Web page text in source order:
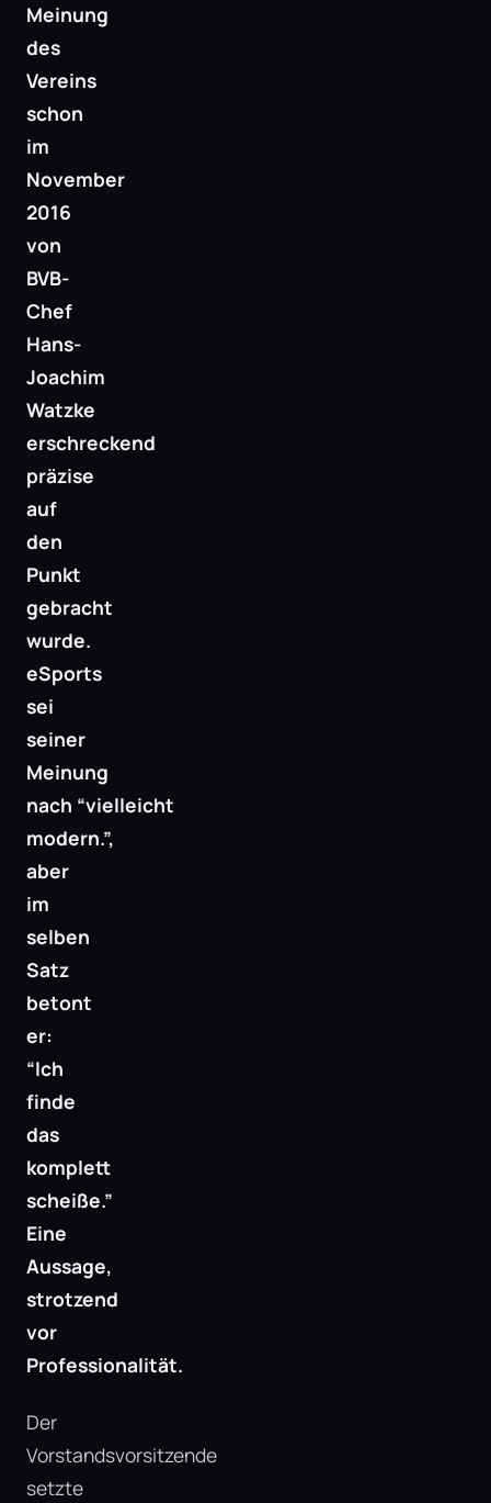
Meinung
des
Vereins
schon
im
November
2016
von
BVB-
Chef
Hans-
Joachim
Watzke
erschreckend
präzise
auf
den
Punkt
gebracht
wurde.
eSports
sei
seiner
Meinung
nach “vielleicht
modern.”,
aber
im
selben
Satz
betont
er:
“Ich
finde
das
komplett
scheiße.”
Eine
Aussage,
strotzend
vor
Professionalität.
Der
Vorstandsvorsitzende
setzte